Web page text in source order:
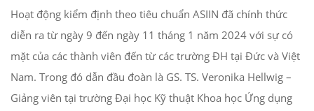
Hoạt động kiểm định theo tiêu chuẩn ASIIN đã chính thức
diễn ra từ ngày 9 đến ngày 11 tháng 1 năm 2024 với sự có
mặt của các thành viên đến từ các trường ĐH tại Đức và Việt
Nam. Trong đó dẫn đầu đoàn là GS. TS. Veronika Hellwig –
Giảng viên tại trường Đại học Kỹ thuật Khoa học Ứng dụng